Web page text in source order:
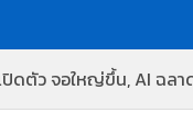
ปิดตัว จอใหญ่ขึ้น, AI ฉล